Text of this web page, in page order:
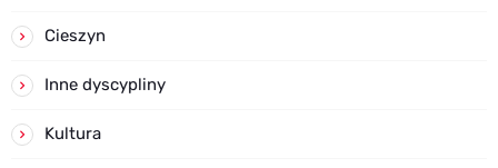
Cieszyn
Inne dyscypliny
Kultura